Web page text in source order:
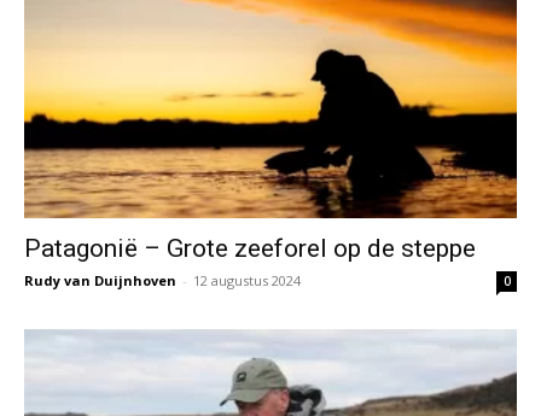
Patagonië – Grote zeeforel op de steppe
Rudy van Duijnhoven - 12 augustus 2024 0